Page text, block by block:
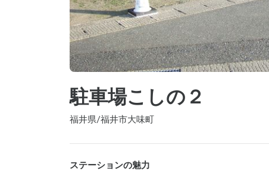
駐車場こしの２
福井県/福井市大味町
ステーションの魅力